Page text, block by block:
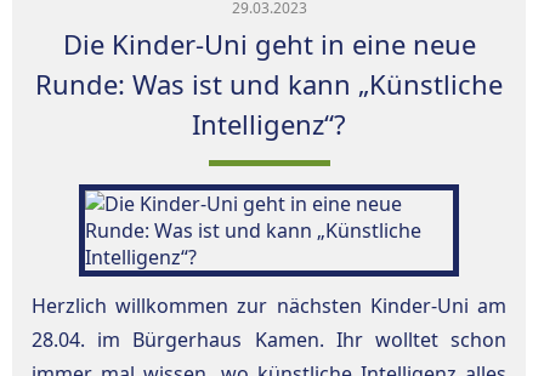
29.03.2023
Die Kinder-Uni geht in eine neue
Runde: Was ist und kann „Künstliche
Intelligenz“?
Herzlich willkommen zur nächsten Kinder-Uni am
28.04. im Bürgerhaus Kamen. Ihr wolltet schon